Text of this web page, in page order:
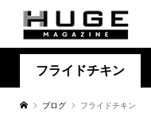
フライドチキン
ブログ フライドチキン